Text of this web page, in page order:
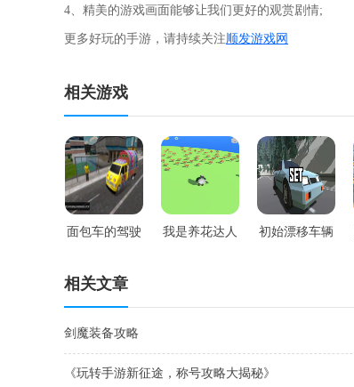
4、精美的游戏画面能够让我们更好的观赏剧情;
更多好玩的手游，请持续关注顺发游戏网
相关游戏
面包车的驾驶 我是养花达人 初始漂移车辆
相关文章
剑魔装备攻略
《玩转手游新征途，称号攻略大揭秘》